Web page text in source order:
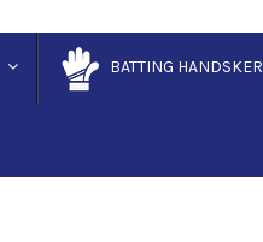
BATTING HANDSKER